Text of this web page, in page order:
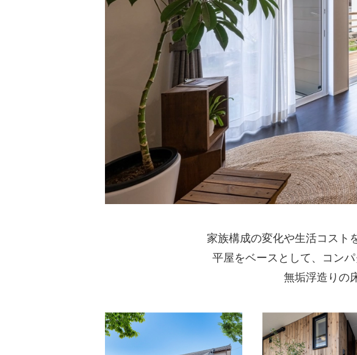
家族構成の変化や生活コスト
平屋をベースとして、コン
無垢浮造りの